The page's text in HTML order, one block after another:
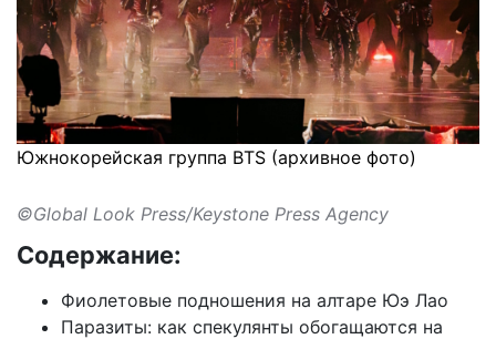
Южнокорейская группа BTS (архивное фото)
©Global Look Press/Keystone Press Agency
Содержание:
Фиолетовые подношения на алтаре Юэ Лао
Паразиты: как спекулянты обогащаются на